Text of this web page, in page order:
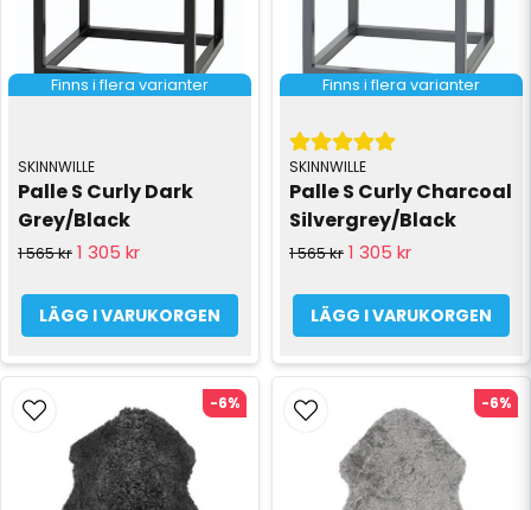
Finns i flera varianter
SKINNWILLE
Palle S Curly Dark
Grey/Black
1 565 kr 1 305 kr
LÄGG I VARUKORGEN
Finns i flera varianter
SKINNWILLE
Palle S Curly Charcoal
Silvergrey/Black
1 565 kr 1 305 kr
LÄGG I VARUKORGEN
-6% -6%